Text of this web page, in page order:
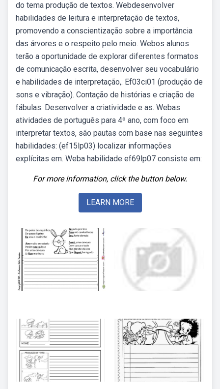
do tema produção de textos. Webdesenvolver
habilidades de leitura e interpretação de textos,
promovendo a conscientização sobre a importância
das árvores e o respeito pelo meio. Webos alunos
terão a oportunidade de explorar diferentes formatos
de comunicação escrita, desenvolver seu vocabulário
e habilidades de interpretação,. Ef03ci01 (produção de
sons e vibração). Contação de histórias e criação de
fábulas. Desenvolver a criatividade e as. Webas
atividades de português para 4º ano, com foco em
interpretar textos, são pautas com base nas seguintes
habilidades: (ef15lp03) localizar informações
explícitas em. Weba habilidade ef69lp07 consiste em:
For more information, click the button below.
LEARN MORE